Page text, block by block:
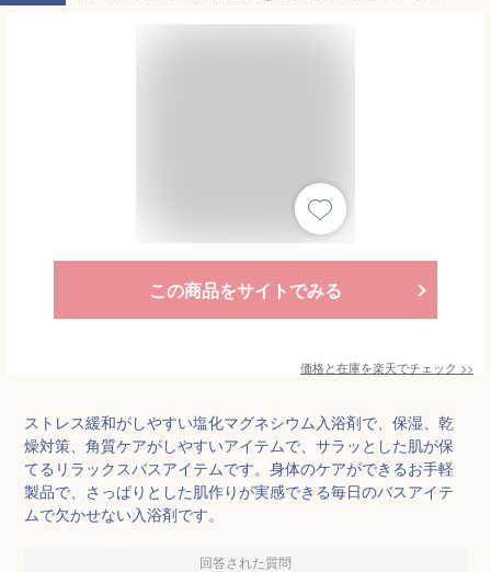
この商品をサイトでみる
価格と在庫を楽天でチェック >>
ストレス緩和がしやすい塩化マグネシウム入浴剤で、保湿、乾
燥対策、角質ケアがしやすいアイテムで、サラッとした肌が保
てるリラックスバスアイテムです。身体のケアができるお手軽
製品で、さっぱりとした肌作りが実感できる毎日のバスアイテ
ムで欠かせない入浴剤です。
回答された質問